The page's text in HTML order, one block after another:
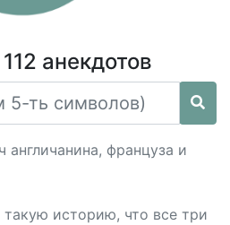
анекдотов
француза и
историю, что все три